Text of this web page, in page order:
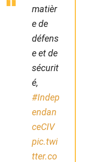
matièr
e de
défens
e et de
sécurit
é,
#Indep
endan
ceCIV
pic.twi
tter.co